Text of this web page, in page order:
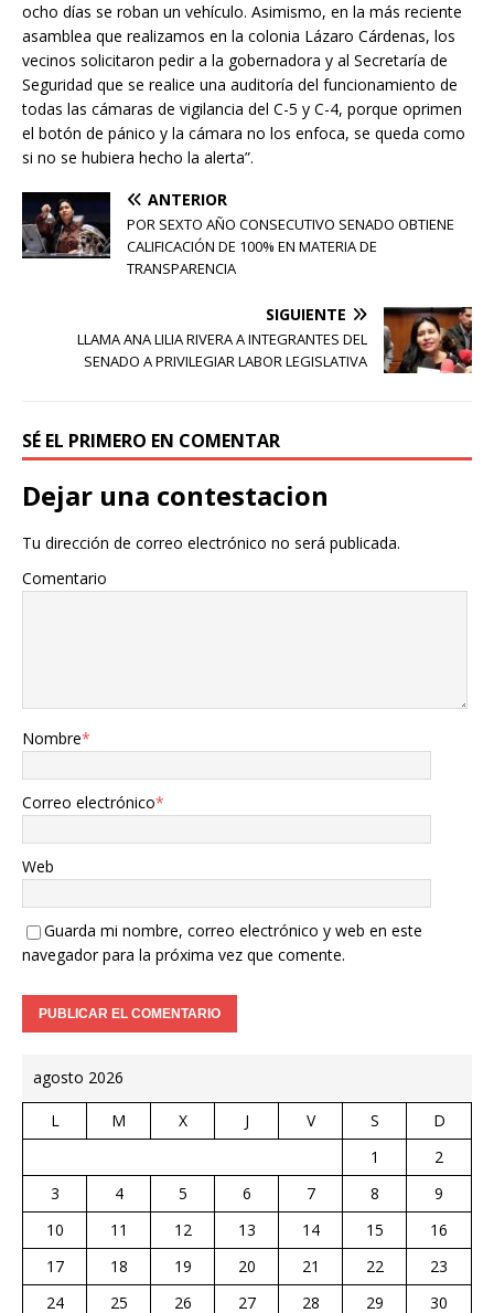
ocho días se roban un vehículo. Asimismo, en la más reciente
asamblea que realizamos en la colonia Lázaro Cárdenas, los
vecinos solicitaron pedir a la gobernadora y al Secretaría de
Seguridad que se realice una auditoría del funcionamiento de
todas las cámaras de vigilancia del C-5 y C-4, porque oprimen
el botón de pánico y la cámara no los enfoca, se queda como
si no se hubiera hecho la alerta”.
ANTERIOR
POR SEXTO AÑO CONSECUTIVO SENADO OBTIENE
CALIFICACIÓN DE 100% EN MATERIA DE
TRANSPARENCIA
SIGUIENTE
LLAMA ANA LILIA RIVERA A INTEGRANTES DEL
SENADO A PRIVILEGIAR LABOR LEGISLATIVA
SÉ EL PRIMERO EN COMENTAR
Dejar una contestacion
Tu dirección de correo electrónico no será publicada.
Comentario
Nombre*
Correo electrónico*
Web
Guarda mi nombre, correo electrónico y web en este
navegador para la próxima vez que comente.
agosto 2026
L M X J V S
D
1
2
3
4 5 6 7 8
9
10
11 12 13 14 15
16
17
18 19 20 21 22
23
24
25 26 27 28 29 30